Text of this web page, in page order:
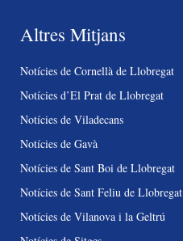
Altres Mitjans
Notícies de Cornellà de Llobregat
Notícies d’El Prat de Llobregat
Notícies de Viladecans
Notícies de Gavà
Notícies de Sant Boi de Llobregat
Notícies de Sant Feliu de Llobregat
Notícies de Vilanova i la Geltrú